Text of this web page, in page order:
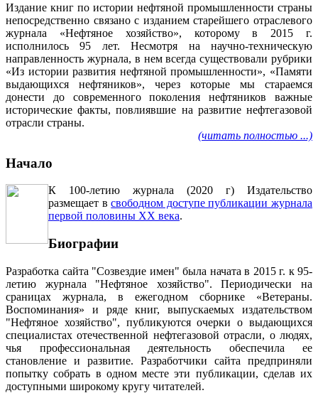
Издание книг по истории нефтяной промышленности страны
непосредственно связано с изданием старейшего отраслевого
журнала «Нефтяное хозяйство», которому в 2015 г.
исполнилось 95 лет. Несмотря на научно-техническую
направленность журнала, в нем всегда существовали рубрики
«Из истории развития нефтяной промышленности», «Памяти
выдающихся нефтяников», через которые мы стараемся
донести до современного поколения нефтяников важные
исторические факты, повлиявшие на развитие нефтегазовой
отрасли страны.
(читать полностью ...)
Начало
К 100-летию журнала (2020 г) Издательство
размещает всвободном доступе публикации журнала
первой половины ХХ века.
Биографии
Разработка сайта "Созвездие имен" была начата в 2015 г. к 95-
летию журнала "Нефтяное хозяйство". Периодически на
сраницах журнала, в ежегодном сборнике «Ветераны.
Воспоминания» и ряде книг, выпускаемых издательством
"Нефтяное хозяйство", публикуются очерки о выдающихся
специалистах отечественной нефтегазовой отрасли, о людях,
чья профессиональная деятельность обеспечила ее
становление и развитие. Разработчики сайта предприняли
попытку собрать в одном месте эти публикации, сделав их
доступными широкому кругу читателей.